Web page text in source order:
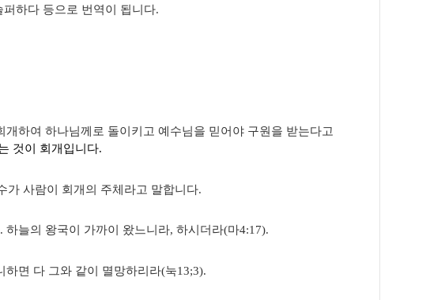
하다 등으로 번역이 됩니다.
하여 하나님께로 돌이키고 예수님을 믿어야 구원을 받는다고
것이 회개입니다.
가 사람이 회개의 주체라고 말합니다.
늘의 왕국이 가까이 왔느니라, 하시더라(마4:17).
면 다 그와 같이 멸망하리라(눅13;3).